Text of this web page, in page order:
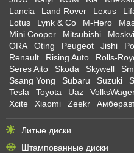
Lancia
Land Rover Lexus
Lotus
Lynk & Co M-Hero
Mini Cooper
Mitsubishi
ORA
Oting Peugeot Jishi
Renault
Rising Auto Rolls-
Seres Aito
Skoda Skywell
Ssang Yong
Subaru Suzuki
Tesla
Toyota Uaz
Xcite
Xiaomi Zeekr
Литые диски
Штампованные диски